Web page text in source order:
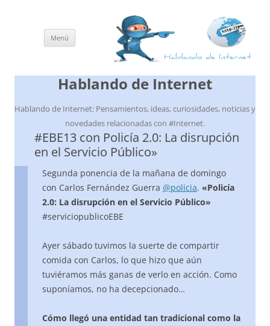
Hablando de Internet
Hablando de Internet: Pensamientos, ideas, curiosidades, noticias y
novedades relacionadas con #Internet.
Menú
#EBE13 con Policía 2.0: La disrupción
en el Servicio Público»
Segunda ponencia de la mañana de domingo
con Carlos Fernández Guerra @policia. «Policía
2.0: La disrupción en el Servicio Público»
#serviciopublicoEBE
Ayer sábado tuvimos la suerte de compartir
comida con Carlos, lo que hizo que aún
tuviéramos más ganas de verlo en acción. Como
suponíamos, no ha decepcionado…
Cómo llegó una entidad tan tradicional como la